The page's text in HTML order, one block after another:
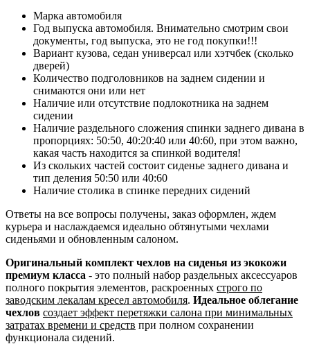
Марка автомобиля
Год выпуска автомобиля. Внимательно смотрим свои
документы, год выпуска, это не год покупки!!!
Вариант кузова, седан универсал или хэтчбек (сколько
дверей)
Количество подголовников на заднем сидении и
снимаются они или нет
Наличие или отсутствие подлокотника на заднем
сидении
Наличие раздельного сложения спинки заднего дивана в
пропорциях: 50:50, 40:20:40 или 40:60, при этом важно,
какая часть находится за спинкой водителя!
Из скольких частей состоит сиденье заднего дивана и
тип деления 50:50 или 40:60
Наличие столика в спинке передних сидений
Ответы на все вопросы получены, заказ оформлен, ждем
курьера и наслаждаемся идеально обтянутыми чехлами
сиденьями и обновленным салоном.
Оригинальный комплект чехлов на сиденья из экокожи
премиум класса - это полный набор раздельных аксессуаров
полного покрытия элементов, раскроенных строго по
заводским лекалам кресел автомобиля. Идеальное облегание
чехлов создает эффект перетяжки салона при минимальных
затратах времени и средств при полном сохранении
функционала сидений.